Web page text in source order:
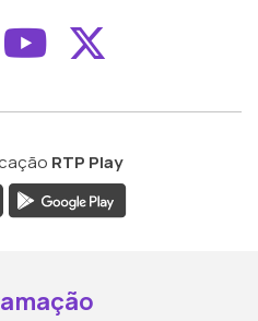
ao ao
Aceder ao
RTP Play